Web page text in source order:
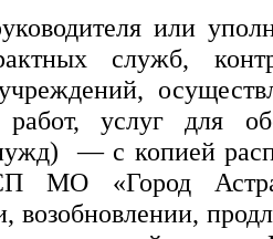
или
служб,
работ, услуг для
— с копией
МО «Город
возобновлении,